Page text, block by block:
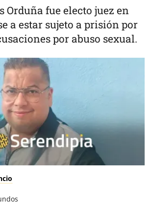
Orduña fue electo juez en
a estar sujeto a prisión por
por abuso sexual.